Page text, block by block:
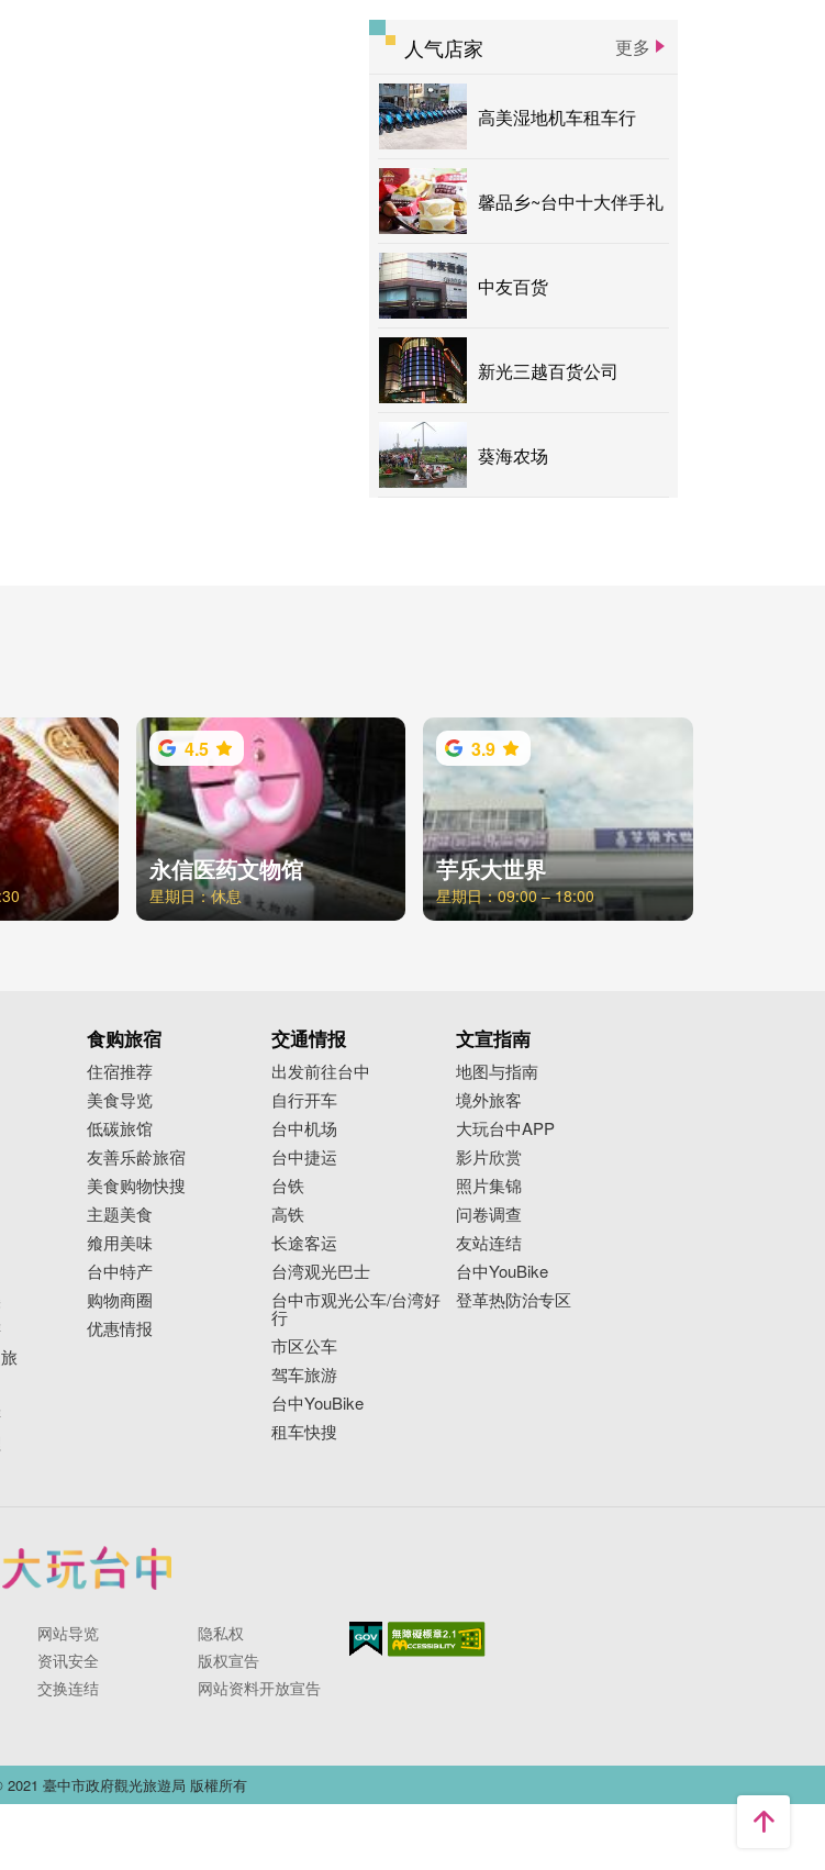
人气店家 更多
高美湿地机车租车行
馨品乡~台中十大伴手礼
中友百货
新光三越百货公司
葵海农场
4.5
永信医药文物馆
星期日：休息
3.9
芋乐大世界
星期日：09:00 – 18:00
食购旅宿
住宿推荐
美食导览
低碳旅馆
友善乐龄旅宿
美食购物快搜
主题美食
飨用美味
台中特产
购物商圈
优惠情报
交通情报
出发前往台中
自行开车
台中机场
台中捷运
台铁
高铁
长途客运
台湾观光巴士
台中市观光公车/台湾好
行
市区公车
驾车旅游
台中YouBike
租车快搜
文宣指南
地图与指南
境外旅客
大玩台中APP
影片欣赏
照片集锦
问卷调查
友站连结
台中YouBike
登革热防治专区
网站导览
隐私权
资讯安全
版权宣告
交换连结
网站资料开放宣告
2021 臺中市政府觀光旅遊局 版權所有